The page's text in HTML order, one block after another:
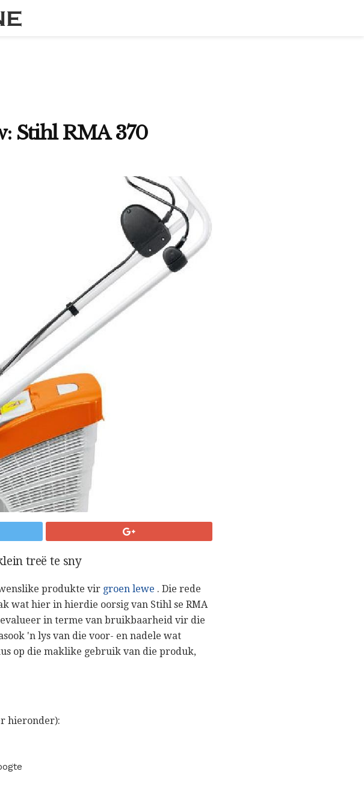
Stihl RMA 370
treë te sny
produkte vir groen lewe . Die rede
wat hier in hierdie oorsig van Stihl se RMA
in terme van bruikbaarheid vir die
'n lys van die voor- en nadele wat
op die maklike gebruik van die produk,
hieronder):